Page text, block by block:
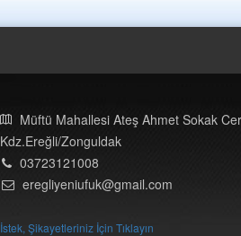
Müftü Mahallesi Ateş Ahmet Sokak
Kdz.Ereğli/Zonguldak
03723121008
eregliyeniufuk@gmail.com
İstek, Şikayetleriniz İçin Tıklayın